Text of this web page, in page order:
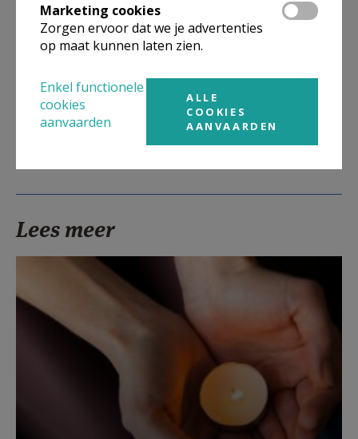
St. Cornelius Lindelhoeven
avondwake: alle dagen om 18.30u
aanmelden: pastoor-deken Jan Philippe, Kerkdijk 2,
3900 Pelt,janphilippe3500@gmail.com
Lees meer
Marketing cookies
Zorgen ervoor dat we je advertenties
op maat kunnen laten zien.
Enkel functionele
cookies
aanvaarden
ALLE
COOKIES
AANVAARDEN